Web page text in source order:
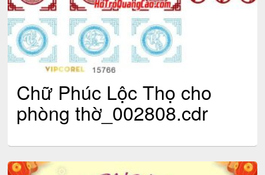
Chữ Phúc Lộc Thọ cho
phòng thờ_002808.cdr